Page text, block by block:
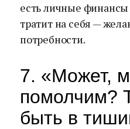
есть личные
тратит на себя —
потребности.
7. «Может,
помолчим?
быть в